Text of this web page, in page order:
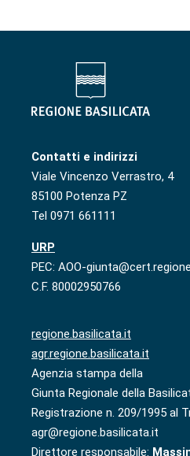
Contatti e indirizzi
Viale Vincenzo Verrastro, 4
85100 Potenza PZ
Tel 0971 661111
URP
PEC: AOO-
C.F. 80002950766
regione.basilicata.it
agr.regione.basilicata.it
Agenzia stampa della
Giunta Regionale della
Registrazione n. 209/1995 al
agr@regione.basilicata.it
Direttore responsabile: